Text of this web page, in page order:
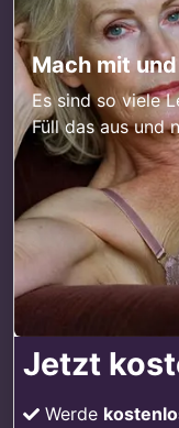
Mach mit
Es sind so viele
Füll das aus und
Jetzt
Werde